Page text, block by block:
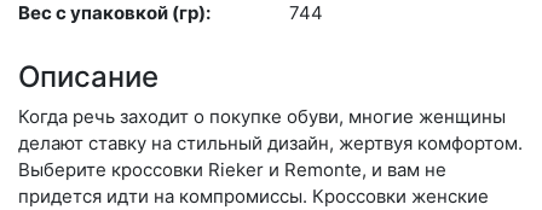
Вес с упаковкой (гр):
744
Описание
Когда речь заходит о покупке обуви, многие женщины
делают ставку на стильный дизайн, жертвуя комфортом.
Выберите крос­совки Rieker и Remonte, и вам не
придется идти на компромиссы. Кроссовки женские